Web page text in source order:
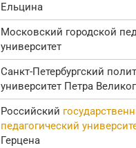
Ельцина
Московский городской
университет
Санкт-Петербургский
университет Петра
Российский
педагогический
Герцена